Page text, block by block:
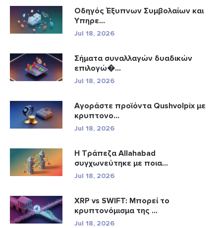
Οδηγός Έξυπνων Συμβολαίων και
Υπηρε...
Jul 18, 2026
Σήματα συναλλαγών δυαδικών
επιλογώ�...
Jul 18, 2026
Αγοράστε προϊόντα Qushvolpix με
κρυπτονο...
Jul 18, 2026
Η Τράπεζα Allahabad
συγχωνεύτηκε με ποια...
Jul 18, 2026
XRP vs SWIFT: Μπορεί το
κρυπτονόμισμα της ...
Jul 18, 2026